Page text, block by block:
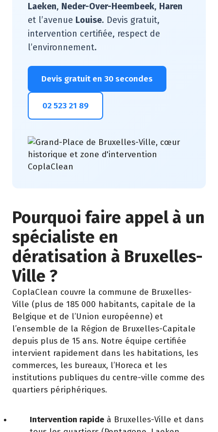
Laeken, Neder-Over-Heembeek, Haren
et l’avenue Louise. Devis gratuit,
intervention certifiée, respect de
l’environnement.
Devis gratuit en 30 secondes
02 523 21 89
Pourquoi faire appel à un
spécialiste en
dératisation à Bruxelles-
Ville ?
CoplaClean couvre la commune de Bruxelles-
Ville (plus de 185 000 habitants, capitale de la
Belgique et de l’Union européenne) et
l’ensemble de la Région de Bruxelles-Capitale
depuis plus de 15 ans. Notre équipe certifiée
intervient rapidement dans les habitations, les
commerces, les bureaux, l’Horeca et les
institutions publiques du centre-ville comme des
quartiers périphériques.
Intervention rapide à Bruxelles-Ville et dans